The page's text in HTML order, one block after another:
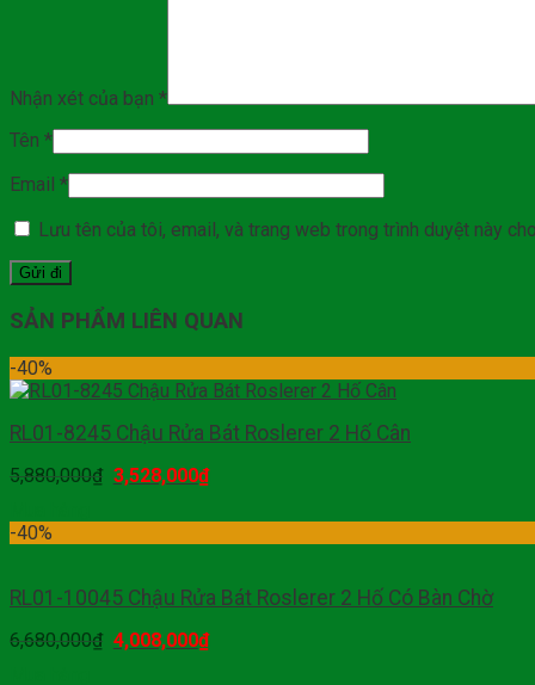
Nhận xét của bạn *
Tên *
Email *
Lưu tên của tôi, email, và trang web trong trình duyệt này
SẢN PHẨM LIÊN QUAN
-40%
RL01-8245 Chậu Rửa Bát Roslerer 2 Hố Cân
5,880,000₫ 3,528,000₫
-40%
RL01-10045 Chậu Rửa Bát Roslerer 2 Hố Có Bàn Chờ
6,680,000₫ 4,008,000₫